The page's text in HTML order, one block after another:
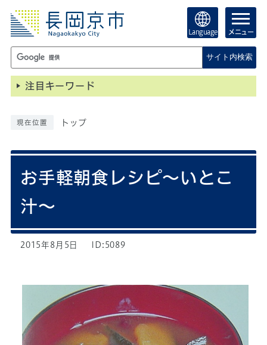
Language メニュー
サイト内検索
注目キーワード
現在位置 トップ
お手軽朝食レシピ～いとこ
汁～
2015年8月5日 ID:5089